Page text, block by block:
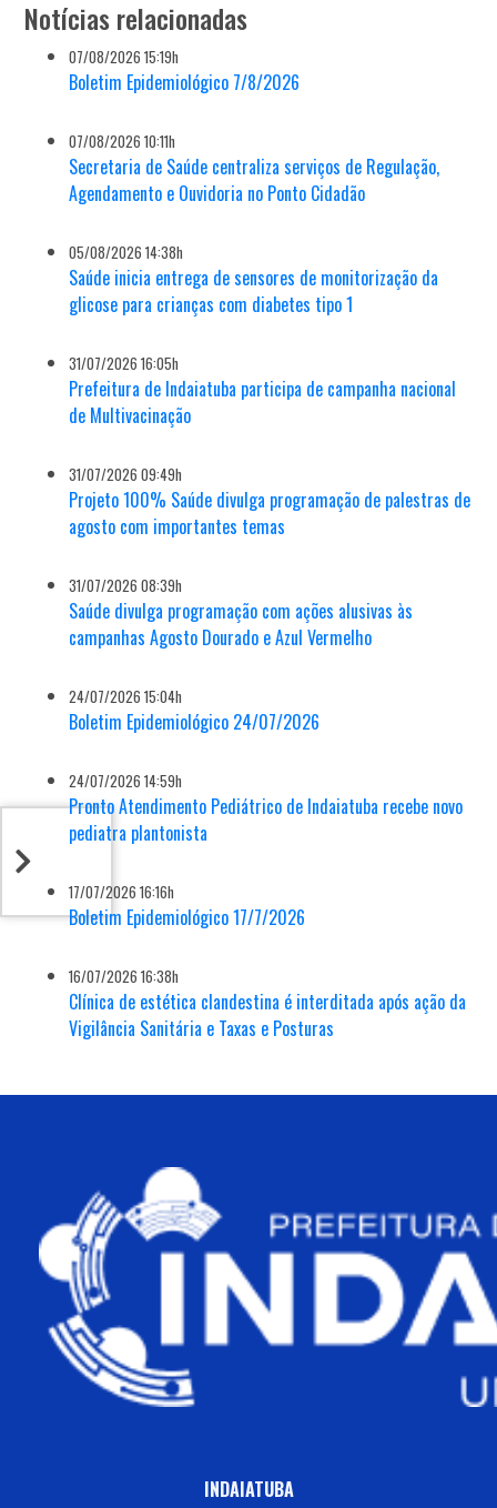
Notícias relacionadas
07/08/2026 15:19h
Boletim Epidemiológico 7/8/2026
07/08/2026 10:11h
Secretaria de Saúde centraliza serviços de Regulação,
Agendamento e Ouvidoria no Ponto Cidadão
05/08/2026 14:38h
Saúde inicia entrega de sensores de monitorização da
glicose para crianças com diabetes tipo 1
31/07/2026 16:05h
Prefeitura de Indaiatuba participa de campanha nacional
de Multivacinação
31/07/2026 09:49h
Projeto 100% Saúde divulga programação de palestras de
agosto com importantes temas
31/07/2026 08:39h
Saúde divulga programação com ações alusivas às
campanhas Agosto Dourado e Azul Vermelho
24/07/2026 15:04h
Boletim Epidemiológico 24/07/2026
24/07/2026 14:59h
Pronto Atendimento Pediátrico de Indaiatuba recebe novo
pediatra plantonista
17/07/2026 16:16h
Boletim Epidemiológico 17/7/2026
16/07/2026 16:38h
Clínica de estética clandestina é interditada após ação da
Vigilância Sanitária e Taxas e Posturas
INDAIATUBA